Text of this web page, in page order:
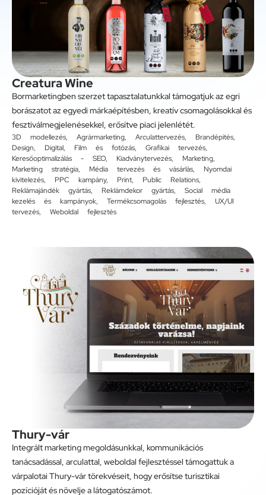
Creatura Wine
Bormarketingben szerzet tapasztalatunkkal támogatjuk az egri
borászatot az egyedi márkaépítésben, kreatív csomagolásokkal és
fesztiválmegjelenésekkel, erősítve piaci jelenlétét.
3D modellezés, Agrármarketing, Arculattervezés, Brandépítés,
Design, Digital, Film és fotózás, Grafikai tervezés,
Keresőoptimalizálás - SEO, Kiadványtervezés, Marketing,
Marketing stratégia, Média tervezés és vásárlás, Nyomdai
kivitelezés, PPC kampány, Print, Public Relations,
Reklámajándék gyártás, Reklámdekor gyártás, Social média
kezelés és kampányok, Termékcsomagolás fejlesztés, UX/UI
tervezés, Weboldal fejlesztés
Thury-vár
Integrált marketing megoldásunkkal, kommunikációs
tanácsadással, arculattal, weboldal fejlesztéssel támogattuk a
várpalotai Thury-vár törekvéseit, hogy erősítse turisztikai
pozícióját és növelje a látogatószámot.